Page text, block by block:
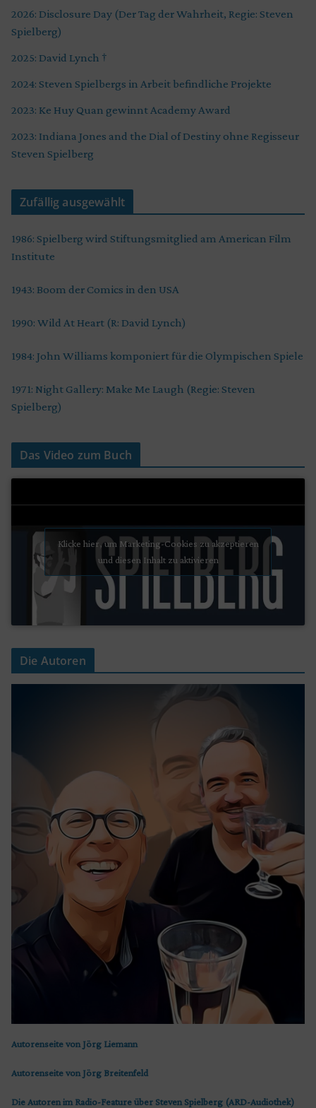
2026: Disclosure Day (Der Tag der Wahrheit, Regie: Steven
Spielberg)
2025: David Lynch †
2024: Steven Spielbergs in Arbeit befindliche Projekte
2023: Ke Huy Quan gewinnt Academy Award
2023: Indiana Jones and the Dial of Destiny ohne Regisseur
Steven Spielberg
Zufällig ausgewählt
1986: Spielberg wird Stiftungsmitglied am American Film
Institute
1943: Boom der Comics in den USA
1990: Wild At Heart (R: David Lynch)
1984: John Williams komponiert für die Olympischen Spiele
1971: Night Gallery: Make Me Laugh (Regie: Steven
Spielberg)
Das Video zum Buch
Klicke hier, um Marketing-Cookies zu akzeptieren
und diesen Inhalt zu aktivieren
Die Autoren
Autorenseite von Jörg Liemann
Autorenseite von Jörg Breitenfeld
Die Autoren im Radio-Feature über Steven Spielberg (ARD-Audiothek)